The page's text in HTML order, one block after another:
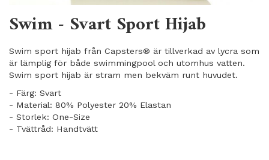
Swim - Svart Sport Hijab
Swim sport hijab från Capsters® är tillverkad av lycra som
är lämplig för både swimmingpool och utomhus vatten.
Swim sport hijab är stram men bekväm runt huvudet.
- Färg: Svart
- Material: 80% Polyester 20% Elastan
- Storlek: One-Size
- Tvättråd: Handtvätt